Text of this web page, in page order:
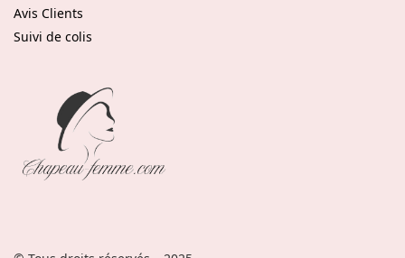
Avis Clients
Suivi de colis